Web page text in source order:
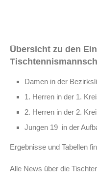
Übersicht zu den
Damen in der
1. Herren in der 1.
2. Herren in der 2.
Jungen 19 in der
Ergebnisse und Tabellen
Alle News über die